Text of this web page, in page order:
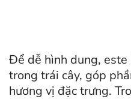
Để dễ hình dung,
trong trái cây, góp
hương vị đặc trưng.